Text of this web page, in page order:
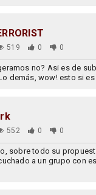
519 0 0
no? Asi es de
demás, wow! esto si es
552 0 0
sobre todo su
a un grupo con